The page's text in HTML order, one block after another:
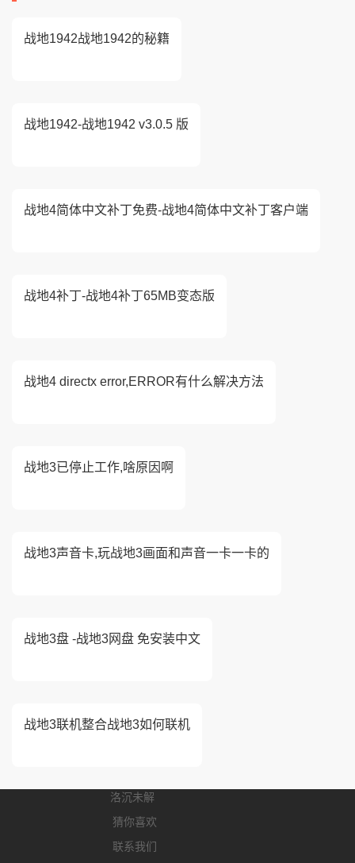
战地1942战地1942的秘籍
战地1942-战地1942 v3.0.5 版
战地4简体中文补丁免费-战地4简体中文补丁客户端
战地4补丁-战地4补丁65MB变态版
战地4 directx error,ERROR有什么解决方法
战地3已停止工作,啥原因啊
战地3声音卡,玩战地3画面和声音一卡一卡的
战地3盘 -战地3网盘 免安装中文
战地3联机整合战地3如何联机
洛沉未解
猜你喜欢
联系我们